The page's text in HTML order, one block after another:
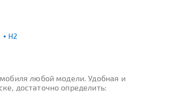
H2
любой модели. Удобная и
достаточно определить: